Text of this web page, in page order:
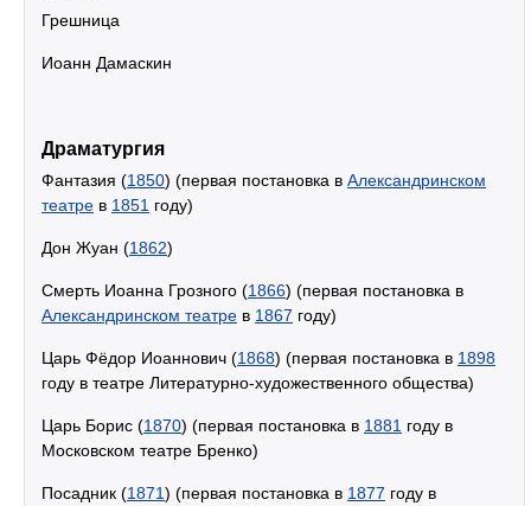
Грешница
Иоанн Дамаскин
Драматургия
Фантазия (1850) (первая постановка в Александринском
театре в 1851 году)
Дон Жуан (1862)
Смерть Иоанна Грозного (1866) (первая постановка в
Александринском театре в 1867 году)
Царь Фёдор Иоаннович (1868) (первая постановка в 1898
году в театре Литературно-художественного общества)
Царь Борис (1870) (первая постановка в 1881 году в
Московском театре Бренко)
Посадник (1871) (первая постановка в 1877 году в